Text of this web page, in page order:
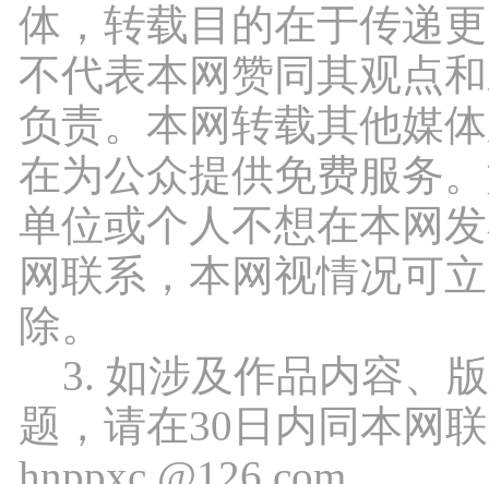
体，转载目的在于传递
不代表本网赞同其观点
负责。本网转载其他媒
在为公众提供免费服务
单位或个人不想在本网
网联系，本网视情况可
除。
3. 如涉及作品内容、
题，请在30日内同本网